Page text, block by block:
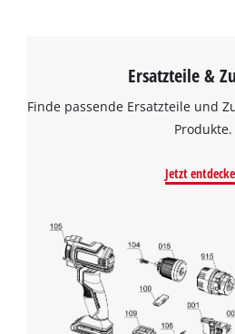
Ersatzteile &
Finde passende Ersatzteile und
Produkte.
Jetzt